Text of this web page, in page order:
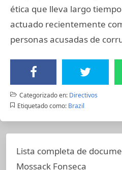
ética que lleva largo
actuado recientemente
personas acusadas de
Categorizado en: Directivos
Etiquetado como: Brazil
Lista completa de
Mossack Fonseca